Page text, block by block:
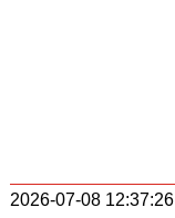
2026-07-08 12:37:26